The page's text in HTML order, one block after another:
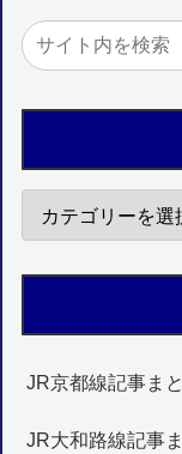
JR京都線記事ま
JR大和路線記事